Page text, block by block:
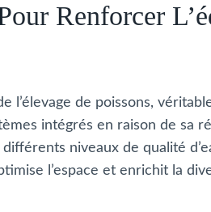
Renforcer
l’élevage de poissons,
intégrés en raison de sa
niveaux de qualité
l’espace et enrichit la